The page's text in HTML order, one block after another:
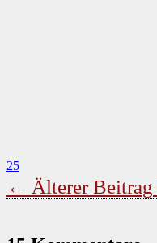
25
← Älterer Beitrag